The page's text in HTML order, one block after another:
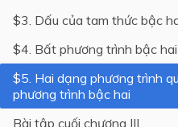
Lớp 9
Lớp 7
Lớp 6
$3. Dấu của tam thức bậc
$4. Bất phương trình bậc
$5. Hai dạng phương trình
phương trình bậc hai
Bài tập cuối chương III